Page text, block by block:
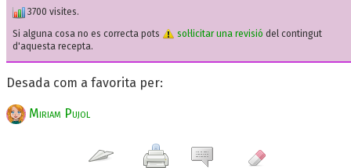
3700 visites.
Si alguna cosa no es correcta pots
sol·licitar una revisió del contingut
d'aquesta recepta.
Desada com a favorita per:
Miriam Pujol